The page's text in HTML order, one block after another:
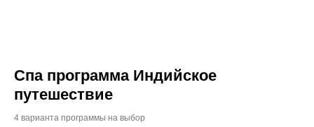
Спа программа Индийское
путешествие
4 варианта программы на выбор